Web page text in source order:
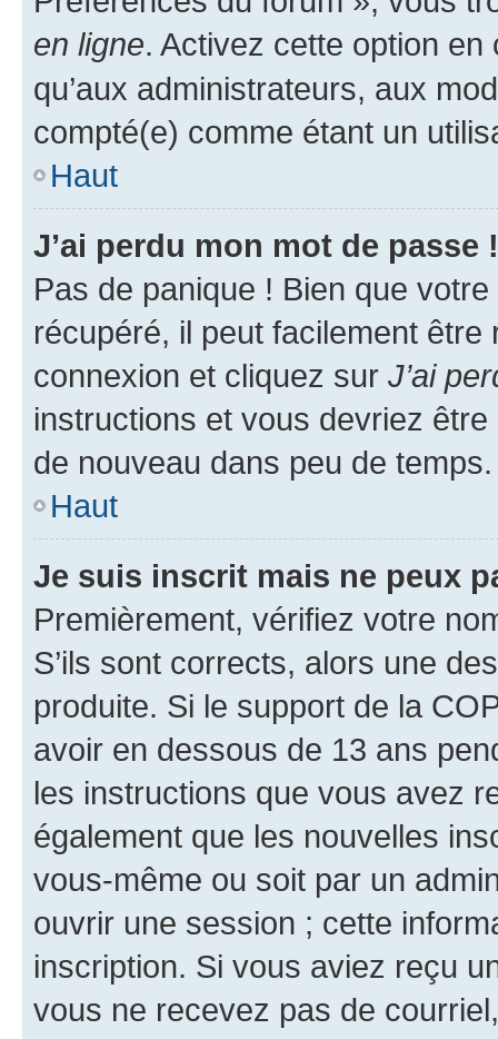
en ligne. Activez cette option
qu’aux administrateurs, aux
compté(e) comme étant un
Haut
J’ai perdu mon mot de passe !
Pas de panique ! Bien que
récupéré, il peut facilement
connexion et cliquez sur J’ai
instructions et vous devriez
de nouveau dans peu de temps.
Haut
Je suis inscrit mais ne peux
Premièrement, vérifiez votre
S’ils sont corrects, alors une
produite. Si le support de la
avoir en dessous de 13 ans
les instructions que vous avez
également que les nouvelles
vous-même ou soit par un
ouvrir une session ; cette
inscription. Si vous aviez reçu
vous ne recevez pas de